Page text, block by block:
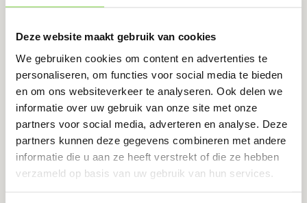
Deze website maakt gebruik van cookies
We gebruiken cookies om content en advertenties te
personaliseren, om functies voor social media te bieden
en om ons websiteverkeer te analyseren. Ook delen we
informatie over uw gebruik van onze site met onze
partners voor social media, adverteren en analyse. Deze
partners kunnen deze gegevens combineren met andere
informatie die u aan ze heeft verstrekt of die ze hebben
verzameld op basis van uw gebruik van hun services.
€ 2.10
Bekijk product
Grip Xtra Handschoen, Portwest
A105